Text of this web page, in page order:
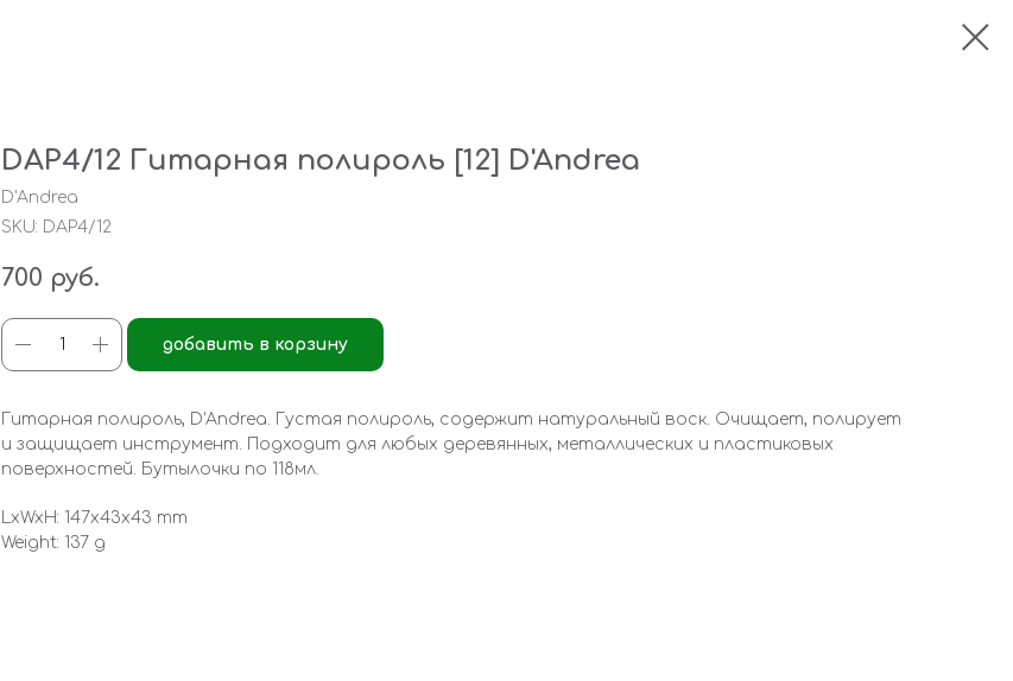
DAP4/12 Гитарная полироль [12] D'Andrea
D'Andrea
SKU: DAP4/12
700 руб.
добавить в корзину
Гитарная полироль, D'Andrea. Густая полироль, содержит натуральный воск. Очищает, полирует
и защищает инструмент. Подходит для любых деревянных, металлических и пластиковых
поверхностей. Бутылочки по 118мл.
LxWxH: 147x43x43 mm
Weight: 137 g